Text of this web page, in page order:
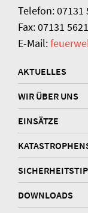
Telefon: 07131
Fax: 07131
E-Mail:
AKTUELLES
WIR ÜBER UNS
EINSÄTZE
DOWNLOADS